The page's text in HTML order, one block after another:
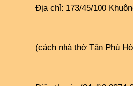
Địa chỉ: 173/45/100
(cách nhà thờ Tân Phú